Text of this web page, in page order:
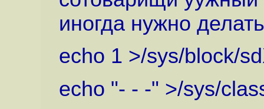
иногда нужно делать
echo 1 >/sys/block/
echo "- - -" >/sys/